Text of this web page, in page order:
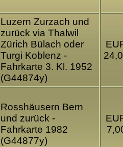
Luzern Zurzach und
zurück via Thalwil
Zürich Bülach oder
Turgi Koblenz -
Fahrkarte 3. Kl. 1952
(G44874y)
Rosshäusern Bern
und zurück -
Fahrkarte 1982
(G44877y)